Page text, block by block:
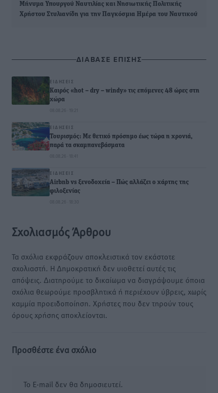
Μήνυμα Υπουργού Ναυτιλίας και Νησιωτικής Πολιτικής
Χρήστου Στυλιανίδη για την Παγκόσμια Ημέρα του Ναυτικού
ΔΙΑΒΑΣΕ ΕΠΙΣΗΣ
ΕΙΔΉΣΕΙΣ
Καιρός «hot – dry – windy» τις επόμενες 48 ώρες στη
χώρα
08.08.26 · 19:21
ΕΙΔΉΣΕΙΣ
Τουρισμός: Με θετικό πρόσημο έως τώρα η χρονιά,
παρά τα σκαμπανεβάσματα
08.08.26 · 18:41
ΕΙΔΉΣΕΙΣ
Airbnb vs ξενοδοχεία – Πώς αλλάζει ο χάρτης της
φιλοξενίας
08.08.26 · 18:30
Σχολιασμός Άρθρου
Τα σχόλια εκφράζουν αποκλειστικά τον εκάστοτε
σχολιαστή. Η Δημοκρατική δεν υιοθετεί αυτές τις
απόψεις. Διατηρούμε το δικαίωμα να διαγράψουμε όποια
σχόλια θεωρούμε προσβλητικά ή περιέχουν ύβρεις, χωρίς
καμμία προειδοποίηση. Χρήστες που δεν τηρούν τους
όρους χρήσης αποκλείονται.
Προσθέστε ένα σχόλιο
Το E-mail δεν θα δημοσιευτεί.